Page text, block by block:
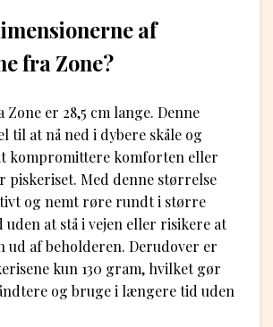
af
fra Zone?
Zone er 28,5 cm lange. Denne
til at nå ned i dybere skåle og
kompromittere komforten eller
piskeriset. Med denne størrelse
og nemt røre rundt i større
at stå i vejen eller risikere at
ud af beholderen. Derudover er
kun 130 gram, hvilket gør
og bruge i længere tid uden